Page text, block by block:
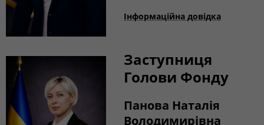
Інформаційна довідка
Заступниця
Голови Фонду
Панова Наталія
Володимирівна